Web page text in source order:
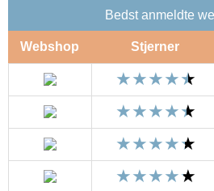
Bedst anmeldte
Webshop Stjerner